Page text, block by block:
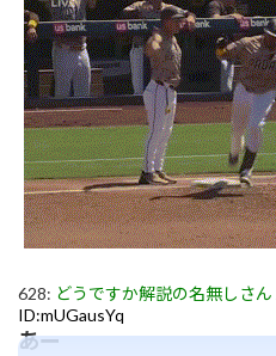
628: どうですか解説の名無しさん
ID:mUGausYq
あー